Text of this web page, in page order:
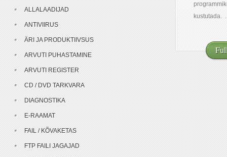
kustutada.
ALLALAADIJAD
ANTIVIIRUS
ÄRI JA PRODUKTIIVSUS
ARVUTI PUHASTAMINE
ARVUTI REGISTER
CD / DVD TARKVARA
DIAGNOSTIKA
E-RAAMAT
FAIL / KÕVAKETAS
FTP FAILI JAGAJAD